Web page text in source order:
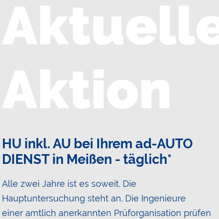
HU inkl. AU bei Ihrem ad-AUTO
DIENST in Meißen - täglich*
Alle zwei Jahre ist es soweit. Die
Hauptuntersuchung steht an. Die Ingenieure
einer amtlich anerkannten Prüforganisation prüfen